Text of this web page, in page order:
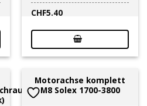
CHF5.40
Motorachse komplett
M8 Solex 1700-3800